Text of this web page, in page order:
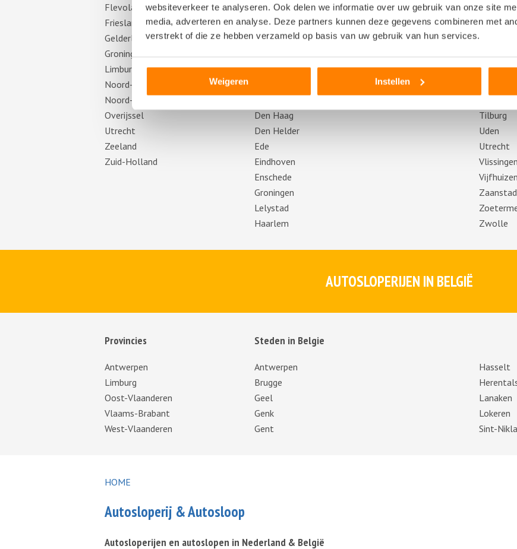
websiteverkeer te analyseren. Ook delen we informatie over uw gebruik van onze site
media, adverteren en analyse. Deze partners kunnen deze gegevens combineren met
verstrekt of die ze hebben verzameld op basis van uw gebruik van hun services.
Weigeren Instellen
Flevoland
Friesland
Gelderland
Groningen
Limburg
Noord-Brabant
Noord-Holland
Overijssel
Utrecht
Zeeland
Zuid-Holland
Amersfoort
Amsterdam
Apeldoorn
Arnhem
Den Haag
Den Helder
Ede
Eindhoven
Enschede
Groningen
Lelystad
Haarlem
Heerlen
Tilburg
Uden
Utrecht
Vlissingen
Vijfhuizen
Zaanstad
Zwolle
AUTOSLOPERIJEN IN BELGIË
Provincies
Antwerpen
Limburg
Oost-Vlaanderen
Vlaams-Brabant
West-Vlaanderen
Steden in Belgie
Antwerpen
Brugge
Geel
Genk
Gent
Hasselt
Lanaken
Lokeren
Sint-
HOME
Autosloperij & Autosloop
Autosloperijen en autoslopen in Nederland & België